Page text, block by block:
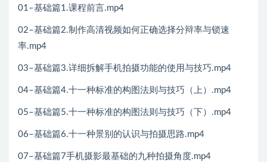
01–基础篇1.课程前言.mp4
02–基础篇2.制作高清视频如何正确选择分辩率与锁速
率.mp4
03–基础篇3.详细拆解手机拍摄功能的使用与技巧.mp4
04–基础篇4.十一种标准的构图法则与技巧（上）.mp4
05–基础篇5.十一种标准的构图法则与技巧（下）.mp4
06–基础篇6.十一种景别的认识与拍摄思路.mp4
07–基础篇7手机摄影最基础的九种拍摄角度.mp4